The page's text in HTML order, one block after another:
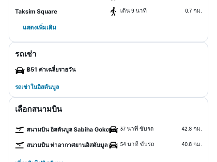
Taksim Square เดิน 9 นาที 0.7 กม.
แสดงเพิ่มเติม
รถเช่า
฿51 ค่าเฉลี่ยรายวัน
รถเช่าในอิสตันบูล
เลือกสนามบิน
สนามบิน อิสตันบูล Sabiha Gokcen 37 นาที ขับรถ 42.8 กม.
สนามบิน ท่าอากาศยานอิสตันบูล 54 นาที ขับรถ 40.8 กม.